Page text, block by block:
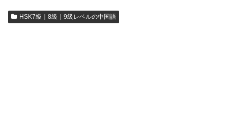
HSK7級｜8級｜9級レベルの中国語